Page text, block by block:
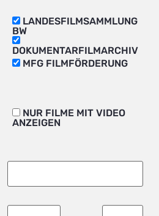
LANDESFILMSAMMLUNG
BW
DOKUMENTARFILMARCHIV
MFG FILMFÖRDERUNG
NUR FILME MIT VIDEO
ANZEIGEN